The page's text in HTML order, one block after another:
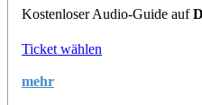
Kostenloser Audio-Guide auf
Ticket wählen
mehr